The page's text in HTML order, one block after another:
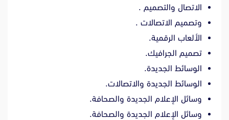
الاتصال والتصميم .
وتصميم الاتصالات .
الألعاب الرقمية.
تصميم الجرافيك.
الوسائط الجديدة.
الوسائط الجديدة والاتصالات.
وسائل الإعلام الجديدة والصحافة.
وسائل الإعلام الجديدة والصحافة.